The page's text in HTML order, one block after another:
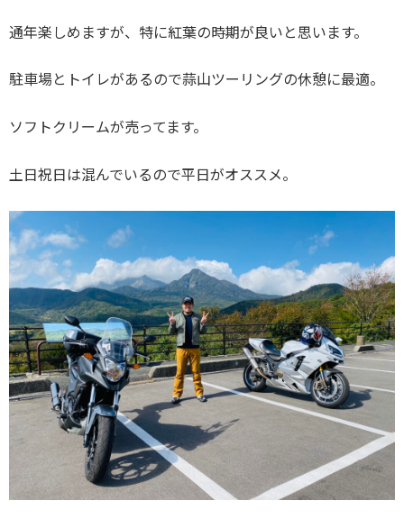
通年楽しめますが、特に紅葉の時期が良いと思います。
駐車場とトイレがあるので蒜山ツーリングの休憩に最適。
ソフトクリームが売ってます。
土日祝日は混んでいるので平日がオススメ。